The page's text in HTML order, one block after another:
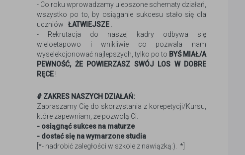
- Co roku wprowadzamy ulepszone schematy działań,
wszystko po to, by osiąganie sukcesu stało się dla
uczniów ŁATWIEJSZE
- Rekrutacja do naszej kadry odbywa się
wieloetapowo i wnikliwie co pozwala nam
wyselekcjonować najlepszych, tylko po to BYŚ MIAŁ/A
PEWNOŚĆ, ŻE POWIERZASZ SWÓJ LOS W DOBRE
RĘCE !
# ZAKRES NASZYCH DZIAŁAŃ:
Zapraszamy Cię do skorzystania z korepetycji/Kursu,
które zapewniam, że pozwolą Ci:
- osiągnąć sukces na maturze
- dostać się na wymarzone studia
[*- nadrobić zaległości w szkole z nawiązką:). *]